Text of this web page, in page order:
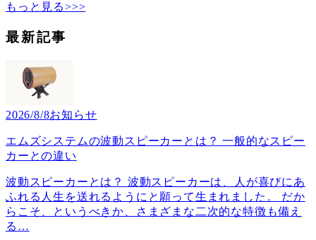
もっと見る>>>
最新記事
2026/8/8お知らせ
エムズシステムの波動スピーカーとは？ 一般的なスピー
カーとの違い
波動スピーカーとは？ 波動スピーカーは、人が喜びにあ
ふれる人生を送れるようにと願って生まれました。 だか
らこそ、というべきか、さまざまな二次的な特徴も備え
る …